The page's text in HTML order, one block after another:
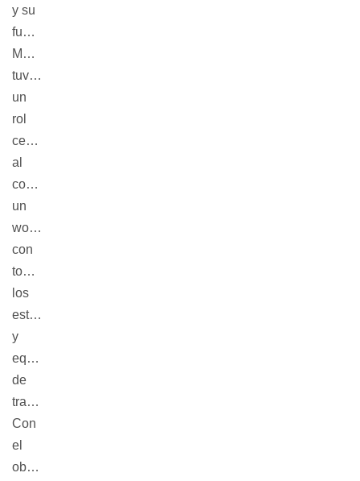
y su
fundación
MACA
tuvieron
un
rol
central
al
compartir
un
workshop
con
todos
los
estudiantes
y
equipos
de
trabajo.
Con
el
objetivo